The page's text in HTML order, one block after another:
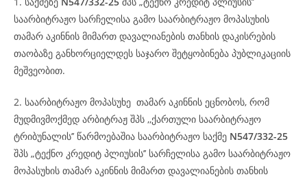
საარბიტრაჟო სარჩელისა გამო საარბიტრაჟო მოპასუხის
თამარ აკინნის მიმართ დავალიანების თანხის დაკისრების
თაობაზე განხორციელდეს საჯარო შეტყობინება პუბლიკაციის
მეშვეობით.
2. საარბიტრაჟო მოპასუხე თამარ აკინნის ეცნობოს, რომ
მუდმივმოქმედ არბიტრაჟ შპს ,,ქართული საარბიტრაჟო
ტრიბუნალის’’ წარმოებაშია საარბიტრაჟო საქმე N547/332-25
შპს „ტექნო კრედიტ პლიუსის’’ სარჩელისა გამო საარბიტრაჟო
მოპასუხის თამარ აკინნის მიმართ დავალიანების თანხის